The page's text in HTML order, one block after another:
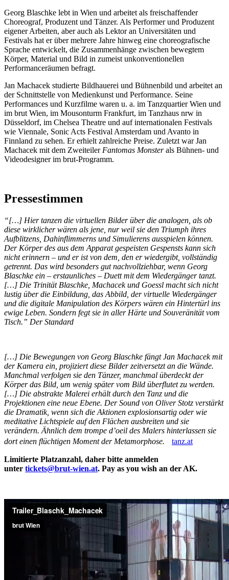
Georg Blaschke lebt in Wien und arbeitet als freischaffender
Choreograf, Produzent und Tänzer. Als Performer und Produzent
eigener Arbeiten, aber auch als Lektor an Universitäten und
Festivals hat er über mehrere Jahre hinweg eine choreografische
Sprache entwickelt, die Zusammenhänge zwischen bewegtem
Körper, Material und Bild in zumeist unkonventionellen
Performanceräumen befragt.
Jan Machacek studierte Bildhauerei und Bühnenbild und arbeitet an
der Schnittstelle von Medienkunst und Performance. Seine
Performances und Kurzfilme waren u. a. im Tanzquartier Wien und
im brut Wien, im Mousonturm Frankfurt, im Tanzhaus nrw in
Düsseldorf, im Chelsea Theatre und auf internationalen Festivals
wie Viennale, Sonic Acts Festival Amsterdam und Avanto in
Finnland zu sehen. Er erhielt zahlreiche Preise. Zuletzt war Jan
Machacek mit dem Zweiteiler Fantomas Monsterals Bühnen- und
Videodesigner im brut-Programm.
Pressestimmen
“[…] Hier tanzen die virtuellen Bilder über die analogen, als ob
diese wirklicher wären als jene, nur weil sie den Triumph ihres
Aufblitzens, Dahinflimmerns und Simulierens ausspielen können.
Der Körper des aus dem Apparat gespeisten Gespensts kann sich
nicht erinnern – und er ist von dem, den er wiedergibt, vollständig
getrennt. Das wird besonders gut nachvollziehbar, wenn Georg
Blaschke ein – erstaunliches – Duett mit dem Wiedergänger tanzt.
[…] Die Trinität Blaschke, Machacek und Goessl macht sich nicht
lustig über die Einbildung, das Abbild, der virtuelle Wiedergänger
und die digitale Manipulation des Körpers wären ein Hintertürl ins
ewige Leben. Sondern fegt sie in aller Härte und Souveränität vom
Tisch.” Der Standard
[…] Die Bewegungen von Georg Blaschke fängt Jan Machacek mit
der Kamera ein, projiziert diese Bilder zeitversetzt an die Wände.
Manchmal verfolgen sie den Tänzer, manchmal überdeckt der
Körper das Bild, um wenig später vom Bild überflutet zu werden.
[…] Die abstrakte Malerei erhält durch den Tanz und die
Projektionen eine neue Ebene. Der Sound von Oliver Stotz verstärkt
die Dramatik, wenn sich die Aktionen explosionsartig oder wie
meditative Lichtspiele auf den Flächen ausbreiten und sie
verändern. Ähnlich dem trompe d’oeil des Malers hinterlassen sie
dort einen flüchtigen Moment der Metamorphose.
tanz.at
Limitierte Platzanzahl, daher bitte anmelden
unter tickets@brut-wien.at. Pay as you wish an der AK.